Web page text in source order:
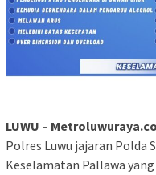
LUWU –
Polres Luwu jajaran Polda
Keselamatan Pallawa